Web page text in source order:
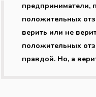
предприниматели,
положительных
верить или не
положительных
правдой. Но, а